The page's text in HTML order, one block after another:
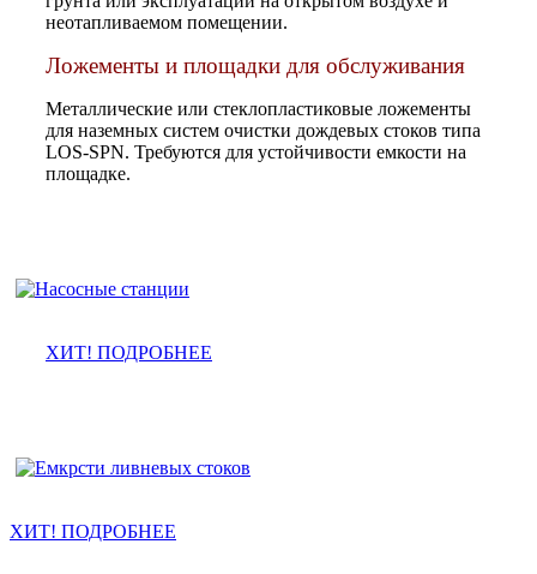
неотапливаемом помещении.
Ложементы и площадки для обслуживания
Металлические или стеклопластиковые ложементы
для наземных систем очистки дождевых стоков типа
LOS-SPN. Требуются для устойчивости емкости на
площадке.
ХИТ! ПОДРОБНЕЕ
ХИТ! ПОДРОБНЕЕ